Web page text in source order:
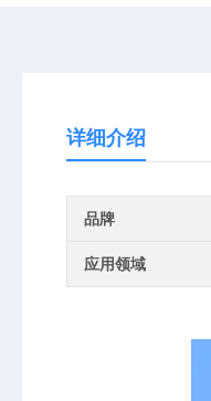
详细介绍
品牌
应用领域